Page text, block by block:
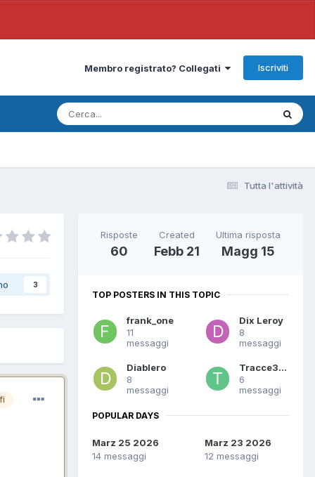
Membro registrato? Collegati Iscriviti
Tutta l'attività
3
Risposte
60
Created
Febb 21
Ultima risposta
Magg 15
TOP POSTERS IN THIS TOPIC
frank_one
11
messaggi
Dix Leroy
8
messaggi
Diablero
8
messaggi
Tracce358
6
messaggi
POPULAR DAYS
Marz 25 2026
14 messaggi
Marz 23 2026
12 messaggi